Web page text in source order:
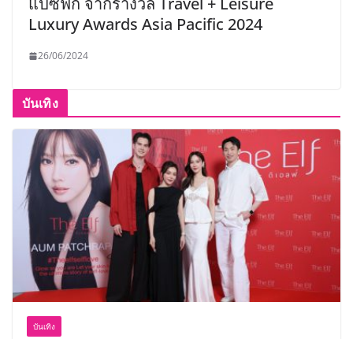
Luxury Awards Asia Pacific 2024
26/06/2024
บันเทิง
บันเทิง